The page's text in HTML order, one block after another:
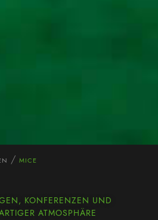
MICE
KONFERENZEN UND
ATMOSPHÄRE